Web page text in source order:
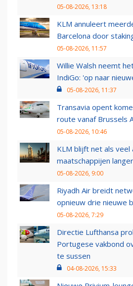
05-08-2026, 13:18
KLM annuleert
Barcelona door
05-08-2026, 11:57
Willie Walsh neemt
IndiGo: 'op naar
05-08-2026, 11:37
Transavia opent
route vanaf Brussels
05-08-2026, 10:46
KLM blijft net als veel
maatschappijen
05-08-2026, 9:00
Riyadh Air breidt
opnieuw drie nieuwe
05-08-2026, 7:29
Directie Lufthansa
Portugese vakbond
te sussen
04-08-2026, 15:33